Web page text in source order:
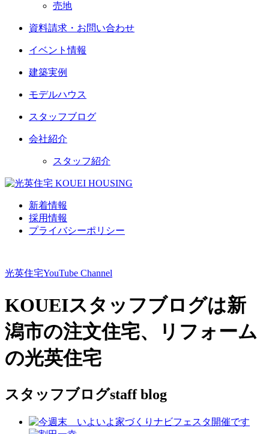
売地
資料請求・お問い合わせ
イベント情報
建築実例
モデルハウス
スタッフブログ
会社紹介
スタッフ紹介
新着情報
採用情報
プライバシーポリシー
光英住宅YouTube Channel
KOUEIスタッフブログは新
潟市の注文住宅、リフォーム
の光英住宅
スタッフブログstaff blog